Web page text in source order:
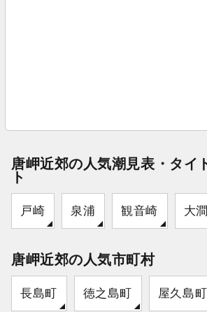
唐岬近郊の人気潮見表・タイ
ト
戸崎 泉浦 観音崎 大
唐岬近郊の人気市町村
長島町 徳之島町 屋久島町